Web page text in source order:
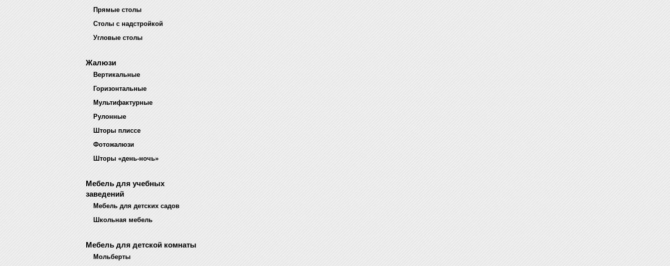
Прямые столы
Столы с надстройкой
Угловые столы
Жалюзи
Вертикальные
Горизонтальные
Мультифактурные
Рулонные
Шторы плиссе
Фотожалюзи
Шторы «день-ночь»
Мебель для учебных
заведений
Мебель для детских садов
Школьная мебель
Мебель для детской комнаты
Мольберты